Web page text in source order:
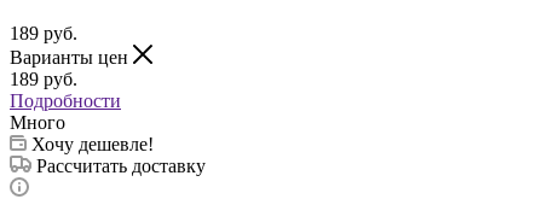
189 руб.
Варианты цен
189 руб.
Подробности
Много
Хочу дешевле!
Рассчитать доставку